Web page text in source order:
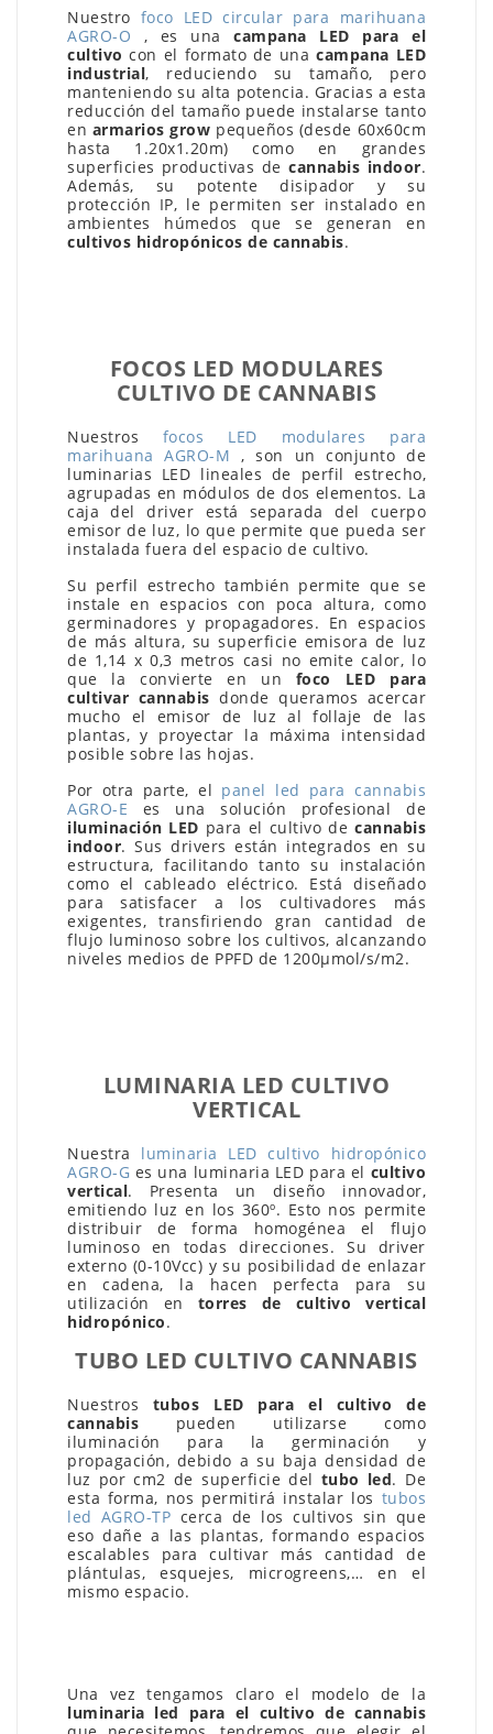
Nuestro foco LED circular para marihuana
AGRO-O , es unacampana LED para el
cultivo con el formato de unacampana LED
industrial, reduciendo su tamaño, pero
manteniendo su alta potencia. Gracias a esta
reducción del tamaño puede instalarse tanto
en armarios grow pequeños (desde 60x60cm
hasta 1.20x1.20m) como en grandes
superficies productivas decannabis indoor.
Además, su potente disipador y su
protección IP, le permiten ser instalado en
ambientes húmedos que se generan en
cultivos hidropónicos de cannabis.
FOCOS LED MODULARES
CULTIVO DE CANNABIS
Nuestros focos LED modulares para
marihuana AGRO-M , son un conjunto de
luminarias LED lineales de perfil estrecho,
agrupadas en módulos de dos elementos. La
caja del driver está separada del cuerpo
emisor de luz, lo que permite que pueda ser
instalada fuera del espacio de cultivo.
Su perfil estrecho también permite que se
instale en espacios con poca altura, como
germinadores y propagadores. En espacios
de más altura, su superficie emisora de luz
de 1,14 x 0,3 metros casi no emite calor, lo
que la convierte en un foco LED para
cultivar cannabis donde queramos acercar
mucho el emisor de luz al follaje de las
plantas, y proyectar la máxima intensidad
posible sobre las hojas.
Por otra parte, el panel led para cannabis
AGRO-E es una solución profesional de
iluminación LED para el cultivo decannabis
indoor. Sus drivers están integrados en su
estructura, facilitando tanto su instalación
como el cableado eléctrico. Está diseñado
para satisfacer a los cultivadores más
exigentes, transfiriendo gran cantidad de
flujo luminoso sobre los cultivos, alcanzando
niveles medios de PPFD de 1200μmol/s/m2.
LUMINARIA LED CULTIVO
VERTICAL
Nuestra luminaria LED cultivo hidropónico
AGRO-G es una luminaria LED para el cultivo
vertical. Presenta un diseño innovador,
emitiendo luz en los 360º. Esto nos permite
distribuir de forma homogénea el flujo
luminoso en todas direcciones. Su driver
externo (0-10Vcc) y su posibilidad de enlazar
en cadena, la hacen perfecta para su
utilización en torres de cultivo vertical
hidropónico.
TUBO LED CULTIVO CANNABIS
Nuestros tubos LED para el cultivo de
cannabis pueden utilizarse como
iluminación para la germinación y
propagación, debido a su baja densidad de
luz por cm2 de superficie del tubo led. De
esta forma, nos permitirá instalar los tubos
led AGRO-TP cerca de los cultivos sin que
eso dañe a las plantas, formando espacios
escalables para cultivar más cantidad de
plántulas, esquejes, microgreens,… en el
mismo espacio.
Una vez tengamos claro el modelo de la
luminaria led para el cultivo de cannabis